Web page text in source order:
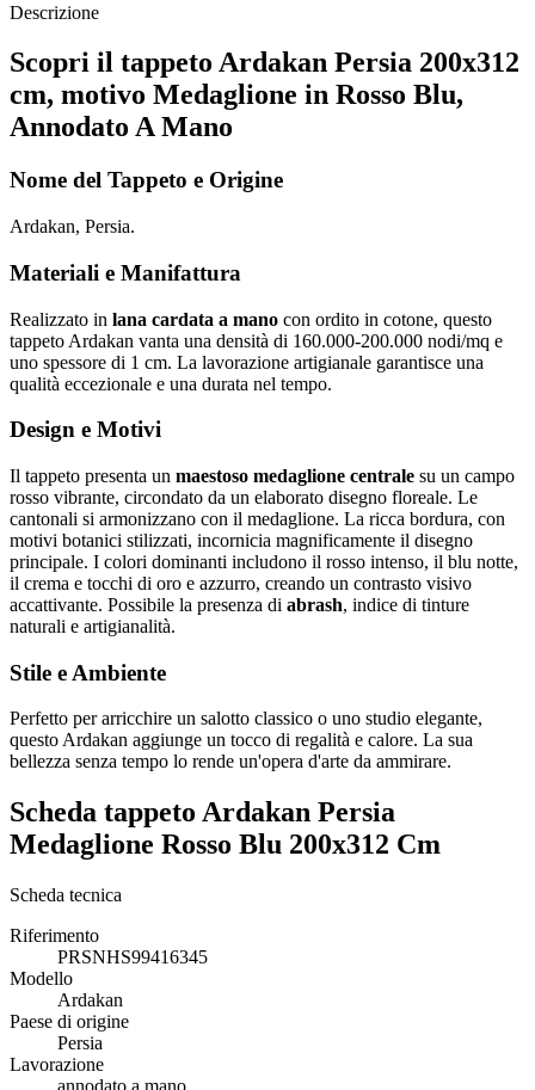
Descrizione
Scopri il tappeto Ardakan Persia 200x312
cm, motivo Medaglione in Rosso Blu,
Annodato A Mano
Nome del Tappeto e Origine
Ardakan, Persia.
Materiali e Manifattura
Realizzato in lana cardata a mano con ordito in cotone, questo
tappeto Ardakan vanta una densità di 160.000-200.000 nodi/mq e
uno spessore di 1 cm. La lavorazione artigianale garantisce una
qualità eccezionale e una durata nel tempo.
Design e Motivi
Il tappeto presenta un maestoso medaglione centrale su un campo
rosso vibrante, circondato da un elaborato disegno floreale. Le
cantonali si armonizzano con il medaglione. La ricca bordura, con
motivi botanici stilizzati, incornicia magnificamente il disegno
principale. I colori dominanti includono il rosso intenso, il blu notte,
il crema e tocchi di oro e azzurro, creando un contrasto visivo
accattivante. Possibile la presenza di abrash, indice di tinture
naturali e artigianalità.
Stile e Ambiente
Perfetto per arricchire un salotto classico o uno studio elegante,
questo Ardakan aggiunge un tocco di regalità e calore. La sua
bellezza senza tempo lo rende un'opera d'arte da ammirare.
Scheda tappeto Ardakan Persia
Medaglione Rosso Blu 200x312 Cm
Scheda tecnica
Riferimento
PRSNHS99416345
Modello
Ardakan
Paese di origine
Persia
Lavorazione